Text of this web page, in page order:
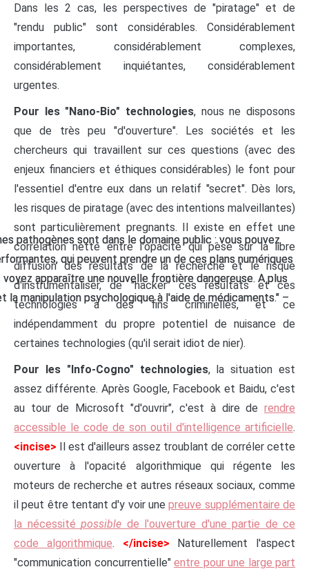
Dans les 2 cas, les perspectives de "piratage" et de
"rendu public" sont considérables. Considérablement
importantes, considérablement complexes,
considérablement inquiétantes, considérablement
urgentes.
Pour les "Nano-Bio" technologies, nous ne disposons
que de très peu "d'ouverture". Les sociétés et les
chercheurs qui travaillent sur ces questions (avec des
enjeux financiers et éthiques considérables) le font pour
l'essentiel d'entre eux dans un relatif "secret". Dès lors,
les risques de piratage (avec des intentions malveillantes)
sont particulièrement pregnants. Il existe en effet une
corrélation nette entre l'opacité qui pèse sur la libre
diffusion des résultats de la recherche et le risque
d'instrumentaliser, de "hacker" ces résultats et ces
technologies à des fins criminelles, et ce
indépendamment du propre potentiel de nuisance de
certaines technologies (qu'il serait idiot de nier).
Pour les "Info-Cogno" technologies, la situation est
assez différente. Après Google, Facebook et Baidu, c'est
au tour de Microsoft "d'ouvrir", c'est à dire de rendre
accessible le code de son outil d'intelligence artificielle.
<incise> Il est d'ailleurs assez troublant de corréler cette
ouverture à l'opacité algorithmique qui régente les
moteurs de recherche et autres réseaux sociaux, comme
il peut être tentant d'y voir unepreuve supplémentaire de
la nécessité possible de l'ouverture d'une partie de ce
code algorithmique. </incise> Naturellement l'aspect
"communication concurrentielle" entre pour une large part
pathogènes sont dans le domaine public : vous pouvez
qui peuvent prendre un de ces plans numériques
apparaître une nouvelle frontière dangereuse. A plus
manipulation psychologique à l'aide de médicaments." –
pathogènes sont dans le domaine public : vous pouvez
qui peuvent prendre un de ces plans numériques
apparaître une nouvelle frontière dangereuse. A plus
manipulation psychologique à l'aide de médicaments." –